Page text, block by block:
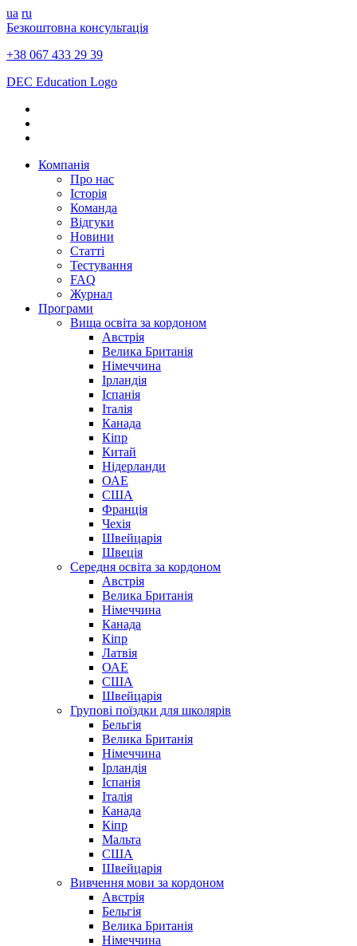
ua ru
Безкоштовна консультація
+38 067 433 29 39
DEC Education Logo
Компанія
Про нас
Історія
Команда
Відгуки
Новини
Статті
Тестування
FAQ
Журнал
Програми
Вища освіта за кордоном
Австрія
Велика Британія
Німеччина
Ірландія
Іспанія
Італія
Канада
Кіпр
Китай
Нідерланди
ОАЕ
США
Франція
Чехія
Швейцарія
Швеція
Середня освіта за кордоном
Австрія
Велика Британія
Німеччина
Канада
Кіпр
Латвія
ОАЕ
США
Швейцарія
Групові поїздки для школярів
Бельгія
Велика Британія
Німеччина
Ірландія
Іспанія
Італія
Канада
Кіпр
Мальта
США
Швейцарія
Вивчення мови за кордоном
Австрія
Бельгія
Велика Британія
Німеччина